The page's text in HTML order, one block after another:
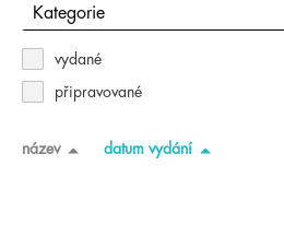
Kategorie
vydané
připravované
název datum vydání